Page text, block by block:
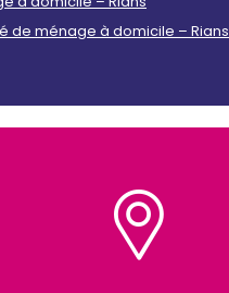
de ménage à domicile – Rians